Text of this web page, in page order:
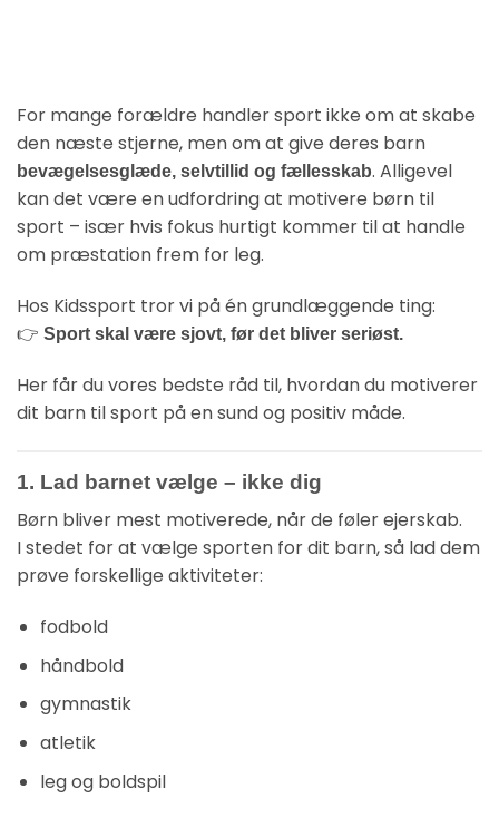
For mange forældre handler sport ikke om at skabe
den næste stjerne, men om at give deres barn
bevægelsesglæde, selvtillid og fællesskab. Alligevel
kan det være en udfordring at motivere børn til
sport – især hvis fokus hurtigt kommer til at handle
om præstation frem for leg.
Hos Kidssport tror vi på én grundlæggende ting:
👉 Sport skal være sjovt, før det bliver seriøst.
Her får du vores bedste råd til, hvordan du motiverer
dit barn til sport på en sund og positiv måde.
1. Lad barnet vælge – ikke dig
Børn bliver mest motiverede, når de føler ejerskab.
I stedet for at vælge sporten for dit barn, så lad dem
prøve forskellige aktiviteter:
fodbold
håndbold
gymnastik
atletik
leg og boldspil